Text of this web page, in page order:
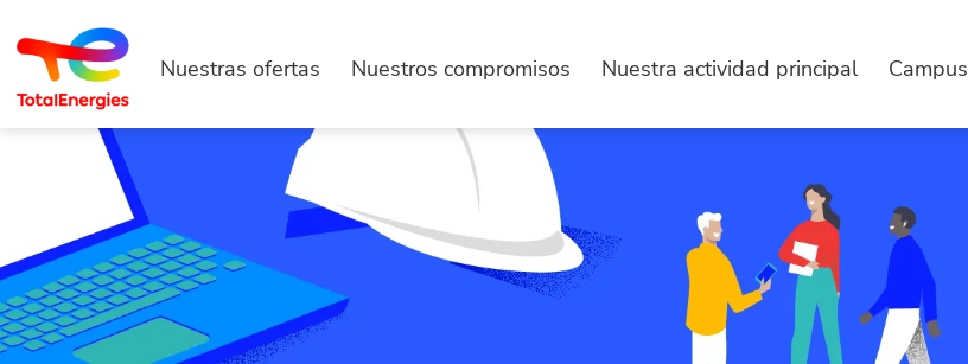
Nuestras ofertas Nuestros compromisos Nuestra actividad principal Campus